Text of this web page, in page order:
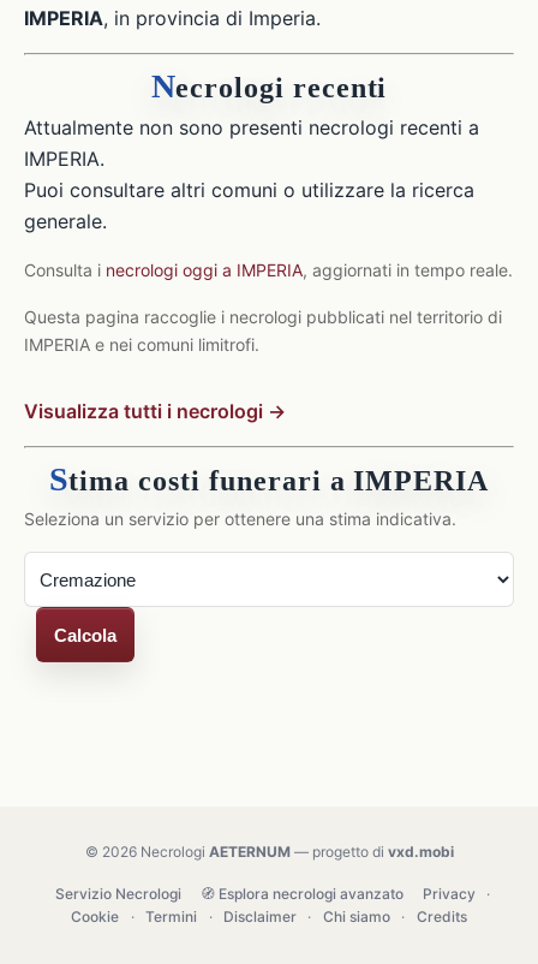
IMPERIA, in provincia di Imperia.
Necrologi recenti
Attualmente non sono presenti necrologi recenti a
IMPERIA.
Puoi consultare altri comuni o utilizzare la ricerca
generale.
Consulta i necrologi oggi a IMPERIA, aggiornati in tempo reale.
Questa pagina raccoglie i necrologi pubblicati nel territorio di
IMPERIA e nei comuni limitrofi.
Visualizza tutti i necrologi →
Stima costi funerari a IMPERIA
Seleziona un servizio per ottenere una stima indicativa.
Calcola
© 2026 Necrologi AETERNUM— progetto di vxd.mobi
Servizio Necrologi 🧭 Esplora necrologi avanzato Privacy
·
Cookie
· Termini · Disclaimer · Chi siamo · Credits